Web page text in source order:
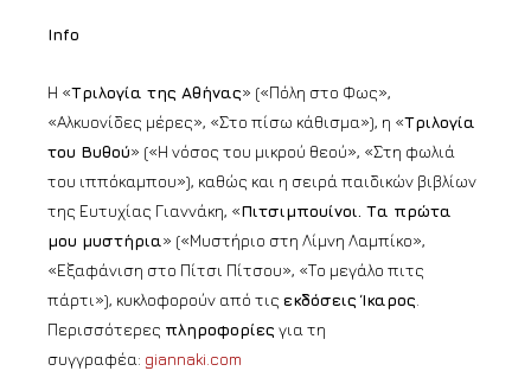
Info
Η «Τριλογία της Αθήνας» («Πόλη στο Φως»,
«Αλκυονίδες μέρες», «Στο πίσω κάθισμα»), η «Τριλογία
του Βυθού» («Η νόσος του μικρού θεού», «Στη φωλιά
του ιππόκαμπου»), καθώς και η σειρά παιδικών βιβλίων
της Ευτυχίας Γιαννάκη, «Πιτσιμπουίνοι. Τα πρώτα
μου μυστήρια» («Μυστήριο στη Λίμνη Λαμπίκο»,
«Εξαφάνιση στο Πίτσι Πίτσου», «Το μεγάλο πιτς
πάρτι»), κυκλοφορούν από τις εκδόσεις Ίκαρος
Περισσότερες πληροφορίες για τη
συγγραφέα: giannaki.com